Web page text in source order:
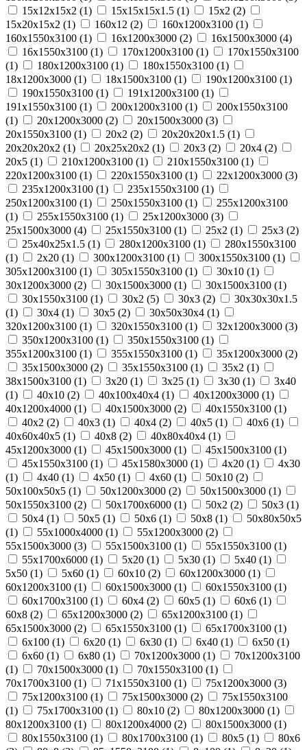
15х12х15х2 (1) 15х15х15х1.5 (1) 15х2 (2)
15х20х15х2 (1) 160х12 (2) 160х1200х3100 (1)
160х1550х3100 (1) 16х1200х3000 (2) 16х1500х3000 (4)
16х1550х3100 (1) 170х1200х3100 (1)
170х1550х3100
(1) 180х1200х3100 (1) 180х1550х3100 (1)
18х1200х3000 (1) 18х1500х3100 (1) 190х1200х3100 (1)
190х1550х3100 (1) 191х1200х3100 (1)
191х1550х3100 (1) 200х1200х3100 (1)
200х1550х3100
(1) 20х1200х3000 (2) 20х1500х3000 (3)
20х1550х3100 (1) 20х2 (2) 20х20х20х1.5 (1)
20х20х20х2 (1) 20х25х20х2 (1) 20х3 (2) 20х4 (2)
20х5 (1) 210х1200х3100 (1) 210х1550х3100 (1)
220х1200х3100 (1) 220х1550х3100 (1) 22х1200х3000 (3)
235х1200х3100 (1) 235х1550х3100 (1)
250х1200х3100 (1) 250х1550х3100 (1)
255х1200х3100
(1) 255х1550х3100 (1) 25х1200х3000 (3)
25х1500х3000 (4) 25х1550х3100 (1) 25х2 (1) 25х3 (2)
25х40х25х1.5 (1) 280х1200х3100 (1)
280х1550х3100
(1) 2х20 (1) 300х1200х3100 (1) 300х1550х3100 (1)
305х1200х3100 (1) 305х1550х3100 (1) 30х10 (1)
30х1200х3000 (2) 30х1500х3000 (1) 30х1500х3100 (1)
30х1550х3100 (1) 30х2 (5) 30х3 (2)
30х30х30х1.5
(1) 30х4 (1) 30х5 (2) 30х50х30х4 (1)
320х1200х3100 (1) 320х1550х3100 (1) 32х1200х3000 (3)
350х1200х3100 (1) 350х1550х3100 (1)
355х1200х3100 (1) 355х1550х3100 (1) 35х1200х3000 (2)
35х1500х3000 (2) 35х1550х3100 (1) 35х2 (1)
38х1500х3100 (1) 3х20 (1) 3х25 (1) 3х30 (1)
3х40
(1) 40х10 (2) 40х100х40х4 (1) 40х1200х3000 (1)
40х1200х4000 (1) 40х1500х3000 (2) 40х1550х3100 (1)
40х2 (2) 40х3 (1) 40х4 (2) 40х5 (1) 40х6 (1)
40х60х40х5 (1) 40х8 (2) 40х80х40х4 (1)
45х1200х3000 (1) 45х1500х3000 (1) 45х1500х3100 (1)
45х1550х3100 (1) 45х1580х3000 (1) 4х20 (1)
4х30
(1) 4х40 (1) 4х50 (1) 4х60 (1) 50х10 (2)
50х100х50х5 (1) 50х1200х3000 (2) 50х1500х3000 (1)
50х1550х3100 (2) 50х1700х6000 (1) 50х2 (2) 50х3 (1)
50х4 (1) 50х5 (1) 50х6 (1) 50х8 (1)
50х80х50х5
(1) 55х1000х4000 (1) 55х1200х3000 (2)
55х1500х3000 (3) 55х1500х3100 (1) 55х1550х3100 (1)
55х1700х6000 (1) 5х20 (1) 5х30 (1) 5х40 (1)
5х50 (1) 5х60 (1) 60х10 (2) 60х1200х3000 (1)
60х1200х3100 (1) 60х1500х3000 (1) 60х1550х3100 (1)
60х1700х3100 (1) 60х4 (2) 60х5 (1) 60х6 (1)
60х8 (2) 65х1200х3000 (2) 65х1200х3100 (1)
65х1500х3000 (2) 65х1550х3100 (1) 65х1700х3100 (1)
6х100 (1) 6х20 (1) 6х30 (1) 6х40 (1) 6х50 (1)
6х60 (1) 6х80 (1) 70х1200х3000 (1)
70х1200х3100
(1) 70х1500х3000 (1) 70х1550х3100 (1)
70х1700х3100 (1) 71х1550х3100 (1) 75х1200х3000 (3)
75х1200х3100 (1) 75х1500х3000 (2)
75х1550х3100
(1) 75х1700х3100 (1) 80х10 (2) 80х1200х3000 (1)
80х1200х3100 (1) 80х1200х4000 (2) 80х1500х3000 (1)
80х1550х3100 (1) 80х1700х3100 (1) 80х5 (1)
80х6